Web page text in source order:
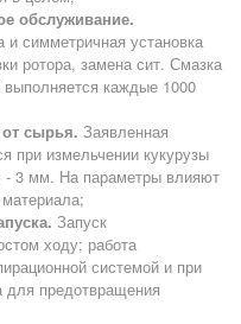
обслуживание.
симметричная установка
ротора, замена сит. Смазка
каждые 1000
от сырья. Заявленная
при измельчении кукурузы
- 3 мм. На параметры влияют
Запуск
ходу; работа
системой и при
для предотвращения